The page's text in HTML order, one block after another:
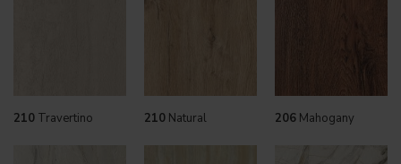
210 Travertino 210Natural 206Mahogany